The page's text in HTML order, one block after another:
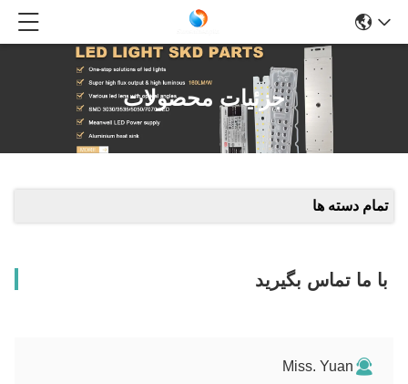
جزئیات محصولات
تمام دسته ها
با ما تماس بگیرید
Miss. Yuan